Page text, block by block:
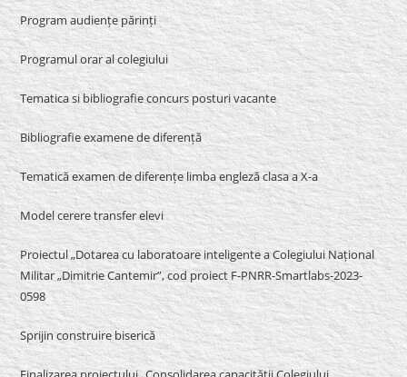
Program audiențe părinți
Programul orar al colegiului
Tematica si bibliografie concurs posturi vacante
Bibliografie examene de diferență
Tematică examen de diferențe limba engleză clasa a X-a
Model cerere transfer elevi
Proiectul „Dotarea cu laboratoare inteligente a Colegiului Național
Militar „Dimitrie Cantemir”, cod proiect F-PNRR-Smartlabs-2023-
0598
Sprijin construire biserică